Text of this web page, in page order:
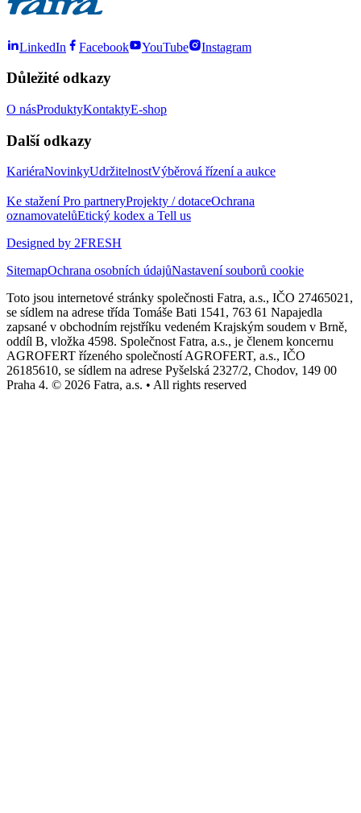
LinkedIn Facebook YouTube Instagram
Důležité odkazy
O násProduktyKontaktyE-shop
Další odkazy
KariéraNovinkyUdržitelnostVýběrová řízení a aukce
Ke staženíPro partneryProjekty / dotaceOchrana
oznamovatelůEtický kodex a Tell us
Designed by 2FRESH
SitemapOchrana osobních údajůNastavení souborů cookie
Toto jsou internetové stránky společnosti Fatra, a.s., IČO 27465021,
se sídlem na adrese třída Tomáše Bati 1541, 763 61 Napajedla
zapsané v obchodním rejstříku vedeném Krajským soudem v Brně,
oddíl B, vložka 4598. Společnost Fatra, a.s., je členem koncernu
AGROFERT řízeného společností AGROFERT, a.s., IČO
26185610, se sídlem na adrese Pyšelská 2327/2, Chodov, 149 00
Praha 4. © 2026 Fatra, a.s. • All rights reserved